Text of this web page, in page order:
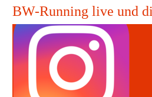
BW-Running live und